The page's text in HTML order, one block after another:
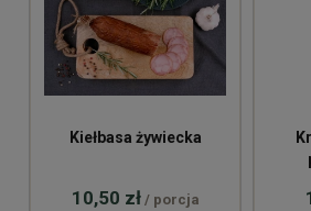
Kiełbasa żywiecka
10,50 zł / porcja